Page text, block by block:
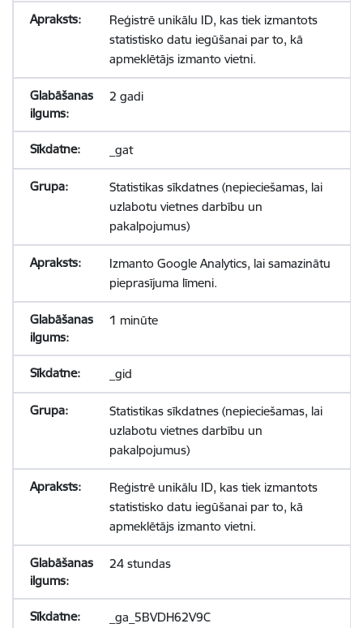
Reģistrē unikālu ID, kas tiek izmantots
statistisko datu iegūšanai par to, kā
apmeklētājs izmanto vietni.
2 gadi
_gat
Statistikas sīkdatnes (nepieciešamas, lai
uzlabotu vietnes darbību un
pakalpojumus)
Izmanto Google Analytics, lai samazinātu
pieprasījuma līmeni.
1 minūte
_gid
Statistikas sīkdatnes (nepieciešamas, lai
uzlabotu vietnes darbību un
pakalpojumus)
Reģistrē unikālu ID, kas tiek izmantots
statistisko datu iegūšanai par to, kā
apmeklētājs izmanto vietni.
24 stundas
_ga_5BVDH62V9C